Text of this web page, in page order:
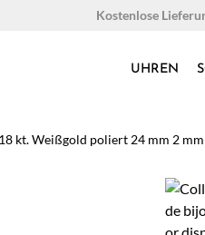
Kostenlose
UHREN
kt. Weißgold poliert 24 mm 2 mm